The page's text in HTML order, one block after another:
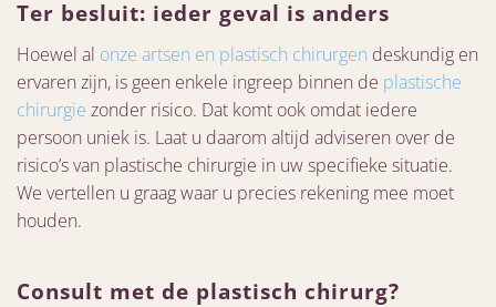
Ter besluit: ieder geval is anders
Hoewel al onze artsen en plastisch chirurgen deskundig en
ervaren zijn, is geen enkele ingreep binnen de plastische
chirurgie zonder risico. Dat komt ook omdat iedere
persoon uniek is. Laat u daarom altijd adviseren over de
risico’s van plastische chirurgie in uw specifieke situatie.
We vertellen u graag waar u precies rekening mee moet
houden.
Consult met de plastisch chirurg?